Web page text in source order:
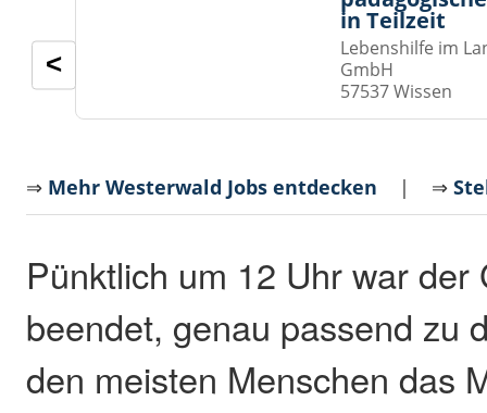
in Teilzeit
Lebenshilfe im
GmbH
57537 Wissen
<
⇒ Mehr Westerwald Jobs entdecken | ⇒
Pünktlich um 12 Uhr war der
beendet, genau passend zu
den meisten Menschen das